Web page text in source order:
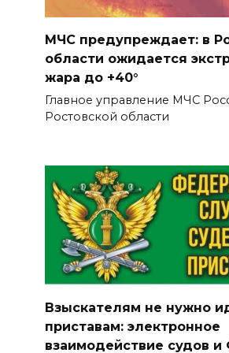
Пробка длиной в 10
сковала движение
«Дон» под Шахтами
05 августа 2026 17:06
столетнюю
острым коронарным
синдромом
05 августа 2026 16:51
Без барьеров и
вместе» теперь
абонентам других
МЧС предупреждает: в
области ожидается
жара до +40°
Главное управление МЧС
Ростовской области
Взыскателям не нужно
приставам: электронное
взаимодействие судов